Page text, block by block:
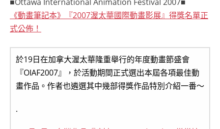
《動畫筆記本》『2007渥太華國際動畫影展』得獎名單正
式公佈！
於19日在加拿大渥太華隆重舉行的年度動畫節盛會
『OIAF2007』，於活動期間正式選出本屆各項最佳動
畫作品。作者也遴選其中幾部得獎作品特別介紹一番～
.